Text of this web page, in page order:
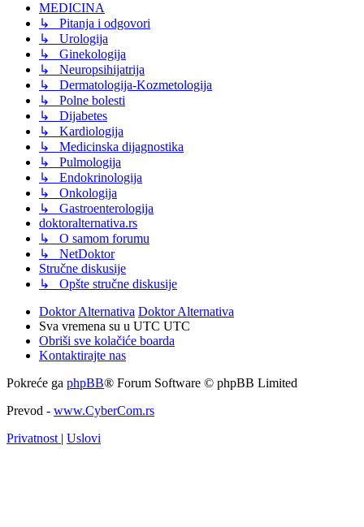
MEDICINA
↳ Pitanja i odgovori
↳ Urologija
↳ Ginekologija
↳ Neuropsihijatrija
↳ Dermatologija-Kozmetologija
↳ Polne bolesti
↳ Dijabetes
↳ Kardiologija
↳ Medicinska dijagnostika
↳ Pulmologija
↳ Endokrinologija
↳ Onkologija
↳ Gastroenterologija
doktoralternativa.rs
↳ O samom forumu
↳ NetDoktor
Stručne diskusije
↳ Opšte stručne diskusije
Doktor Alternativa Doktor Alternativa
Sva vremena su u UTC UTC
Obriši sve kolačiće boarda
Kontaktirajte nas
Pokreće ga phpBB® Forum Software © phpBB Limited
Prevod - www.CyberCom.rs
Privatnost | Uslovi